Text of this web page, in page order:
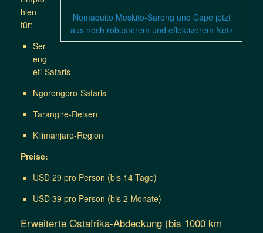
Nomaquito Moskito-Sarong und Cape jetzt
aus noch robusterem und effektiverem Netz
hlen
für:
Ser
eng
eti-Safaris
Ngorongoro-Safaris
Tarangire-Reisen
Kilimanjaro-Region
Preise:
USD 29 pro Person (bis 14 Tage)
USD 39 pro Person (bis 2 Monate)
Erweiterte Ostafrika-Abdeckung (bis 1000 km